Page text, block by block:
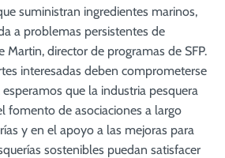
suministran ingredientes marinos,
a problemas persistentes de
Martin, director de programas de SFP.
interesadas deben comprometerse
que la industria pesquera
fomento de asociaciones a largo
y en el apoyo a las mejoras para
sostenibles puedan satisfacer